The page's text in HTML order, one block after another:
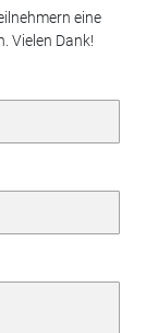
eine
Vielen Dank!